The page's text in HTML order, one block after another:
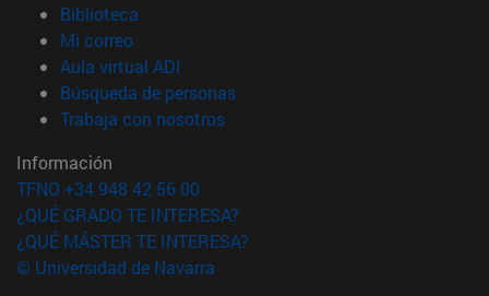
Biblioteca
Mi correo(abre en nueva ventana)
Aula virtual ADI
Búsqueda de personas(abre en nueva ventana)
Trabaja con nosotros(abre en nueva ventana)
Información
TFNO +34 948 42 56 00
¿QUÉ GRADO TE INTERESA?
¿QUÉ MÁSTER TE INTERESA?
© Universidad de Navarra